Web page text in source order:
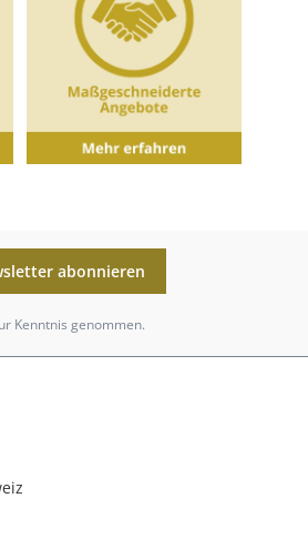
abonnieren
Kenntnis genommen.